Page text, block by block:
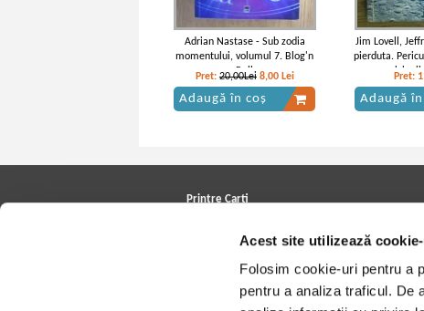
Acest site utilizează
Folosim cookie-uri pentru a
pentru a analiza traficul. De
Adrian Nastase - Sub zodia
momentului, volumul 7. Blog'n
Roll
Pret: 20,00Lei 8,00 Lei
Adaugă în coș
Jim Lovell,
pierduta.
Pret:
Adaugă
Printre Carti
Cele mai căutate cărți